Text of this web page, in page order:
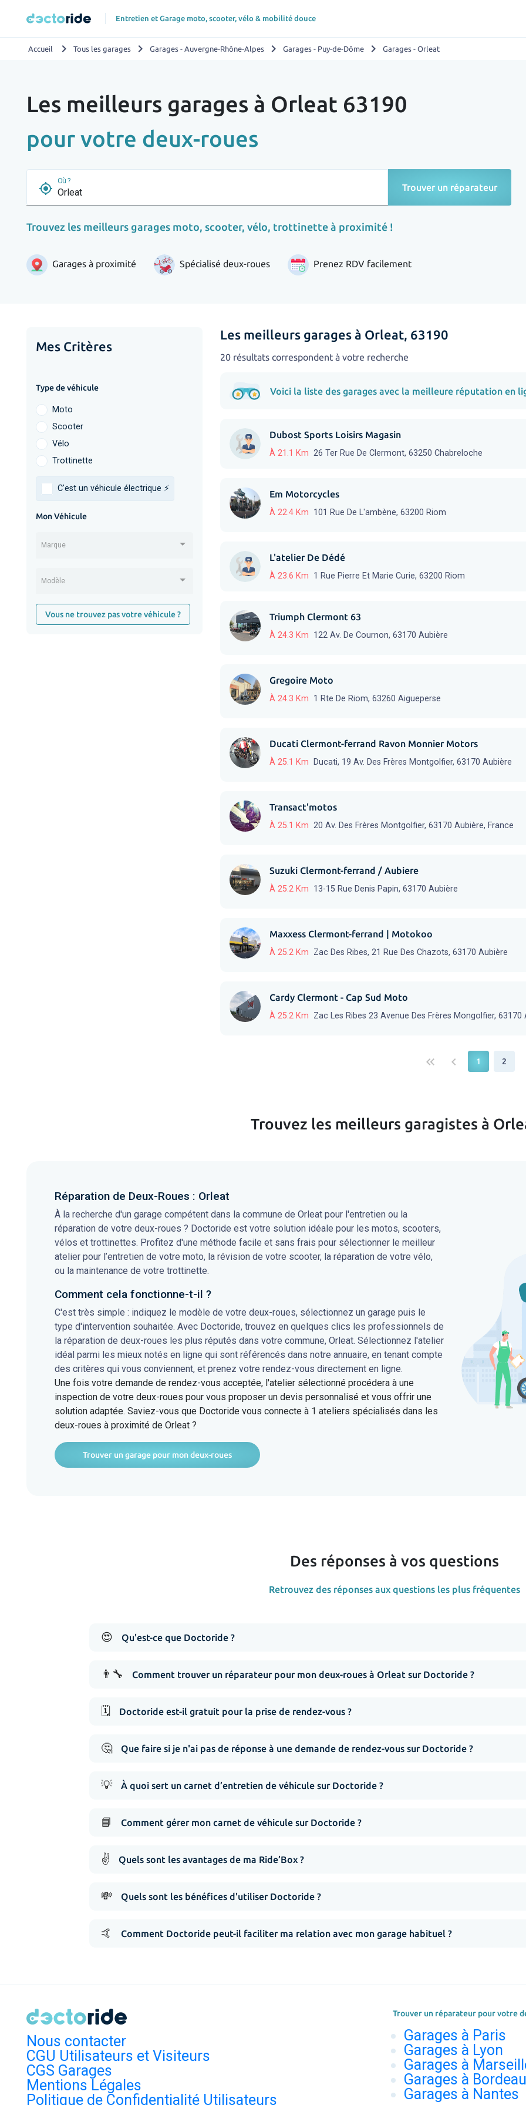
Entretien et Garage moto, scooter, vélo & mobilité douce
Accueil chevron_right Tous les garages chevron_right Garages - Auvergne-Rhône-Alpes chevron_right Garages - Puy-de-Dôme chevron_right Garages - Orleat
Les meilleurs garages à Orleat 63190
pour votre deux-roues
my_location
Où ?
Trouver un réparateur
Trouvez les meilleurs garages moto, scooter, vélo, trottinette à proximité !
Garages à proximité Spécialisé deux-roues Prenez RDV facilement
Mes Critères
Type de véhicule
Moto
Scooter
Vélo
Trottinette
C'est un véhicule électrique ⚡️
Mon Véhicule
Marque
Modèle
Vous ne trouvez pas votre véhicule ?
Les meilleurs garages à Orleat, 63190
20 résultats correspondent à votre recherche
Voici la liste des garages avec la meilleure réputation en
Dubost Sports Loisirs Magasin
À 21.1 Km 26 Ter Rue De Clermont, 63250 Chabreloche
Em Motorcycles
À 22.4 Km 101 Rue De L'ambène, 63200 Riom
L'atelier De Dédé
À 23.6 Km 1 Rue Pierre Et Marie Curie, 63200 Riom
Triumph Clermont 63
À 24.3 Km 122 Av. De Cournon, 63170 Aubière
Gregoire Moto
À 24.3 Km 1 Rte De Riom, 63260 Aigueperse
Ducati Clermont-ferrand Ravon Monnier Motors
À 25.1 Km Ducati, 19 Av. Des Frères Montgolfier, 63170 Aubière
Transact'motos
À 25.1 Km 20 Av. Des Frères Montgolfier, 63170 Aubière, France
Suzuki Clermont-ferrand / Aubiere
À 25.2 Km 13-15 Rue Denis Papin, 63170 Aubière
Maxxess Clermont-ferrand | Motokoo
À 25.2 Km Zac Des Ribes, 21 Rue Des Chazots, 63170 Aubière
Cardy Clermont - Cap Sud Moto
À 25.2 Km Zac Les Ribes 23 Avenue Des Frères Mongolfier, 63170
keyboard_double_arrow_left keyboard_arrow_left 1 2
Trouvez les meilleurs garagistes à
Réparation de Deux-Roues : Orleat
À la recherche d'un garage compétent dans la commune de Orleat pour l'entretien ou la
réparation de votre deux-roues ? Doctoride est votre solution idéale pour les motos, scooters,
vélos et trottinettes. Profitez d'une méthode facile et sans frais pour sélectionner le meilleur
atelier pour l’entretien de votre moto, la révision de votre scooter, la réparation de votre vélo,
ou la maintenance de votre trottinette.
Comment cela fonctionne-t-il ?
C'est très simple : indiquez le modèle de votre deux-roues, sélectionnez un garage puis le
type d'intervention souhaitée. Avec Doctoride, trouvez en quelques clics les professionnels de
la réparation de deux-roues les plus réputés dans votre commune, Orleat. Sélectionnez l'atelier
idéal parmi les mieux notés en ligne qui sont référencés dans notre annuaire, en tenant compte
des critères qui vous conviennent, et prenez votre rendez-vous directement en ligne.
Une fois votre demande de rendez-vous acceptée, l'atelier sélectionné procédera à une
inspection de votre deux-roues pour vous proposer un devis personnalisé et vous offrir une
solution adaptée. Saviez-vous que Doctoride vous connecte à 1 ateliers spécialisés dans les
deux-roues à proximité de Orleat ?
Trouver un garage pour mon deux-roues
Des réponses à vos questions
Retrouvez des réponses aux questions les plus fréquentes
😍 Qu'est-ce que Doctoride ?
👨‍🔧 Comment trouver un réparateur pour mon deux-roues à Orleat sur Doctoride ?
🗓️ Doctoride est-il gratuit pour la prise de rendez-vous ?
🤔 Que faire si je n'ai pas de réponse à une demande de rendez-vous sur Doctoride ?
💡 À quoi sert un carnet d’entretien de véhicule sur Doctoride ?
📘 Comment gérer mon carnet de véhicule sur Doctoride ?
✌️ Quels sont les avantages de ma Ride’Box ?
💸 Quels sont les bénéfices d'utiliser Doctoride ?
🤙 Comment Doctoride peut-il faciliter ma relation avec mon garage habituel ?
Nous contacter
CGU Utilisateurs et Visiteurs
CGS Garages
Mentions Légales
Politique de Confidentialité Utilisateurs
Trouver un réparateur pour votre
Garages à Paris
Garages à Lyon
Garages à
Garages à
Garages à Nantes